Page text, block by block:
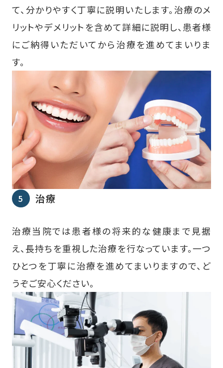
て、分かりやすく丁寧に説明いたします。治療のメ
リットやデメリットを含めて詳細に説明し、患者様
にご納得いただいてから治療を進めてまいりま
す。
治療
治療当院では患者様の将来的な健康まで見据
え、長持ちを重視した治療を行なっています。一つ
ひとつを丁寧に治療を進めてまいりますので、ど
うぞご安心ください。